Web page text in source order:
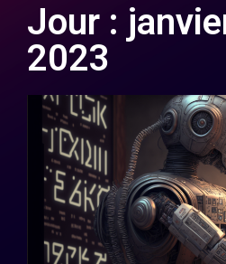
Jour :
2023